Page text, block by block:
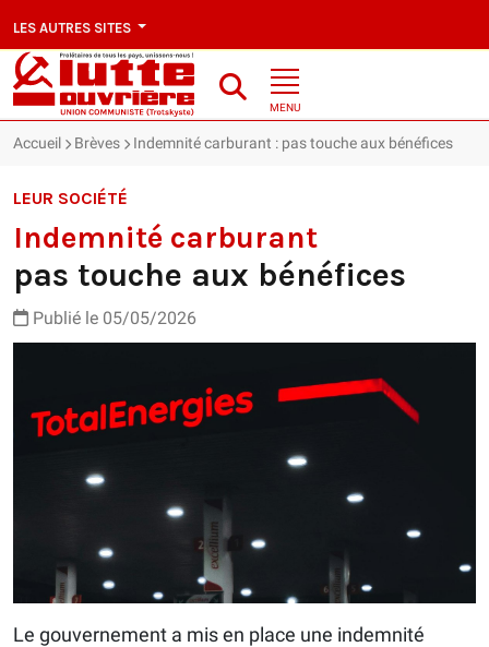
LES AUTRES SITES
MENU
Accueil Brèves Indemnité carburant : pas touche aux bénéfices
LEUR SOCIÉTÉ
Indemnité carburant
pas touche aux bénéfices
Publié le 05/05/2026
Le gouvernement a mis en place une indemnité